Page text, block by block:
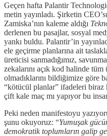
Geçen hafta Palantir
metin yayınladı. Şirketin
Zamiska’nın kaleme aldığı
derlenen bu pasajlar, sosyal
yankı buldu. Palantir’in
ele geçirme planlarına ait
üreticisi sanmadığımız,
zekalarını açık kod halinde
olmadıklarını bildiğimize göre
“kötücül planlar” ifadeleri biraz
çift kale maç mı yapıyor bu
Peki neden manifestoyu
şunu okuyoruz: “Yumuşak
demokratik toplumların galip